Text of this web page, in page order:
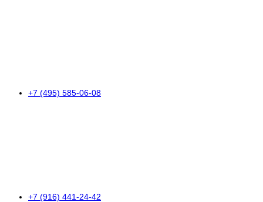
+7 (495) 585-06-08
+7 (916) 441-24-42